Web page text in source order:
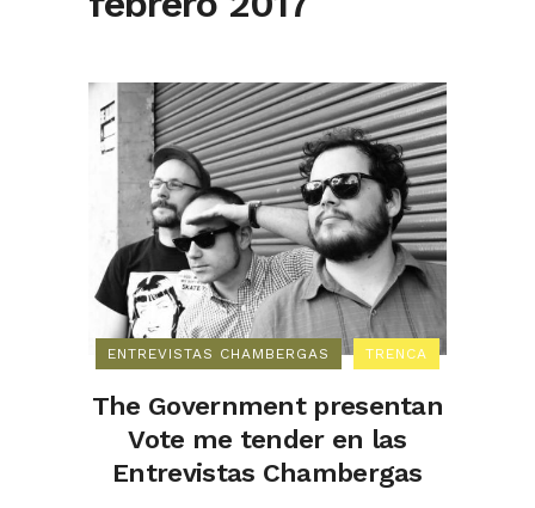
ENTREVISTAS CHAMBERGAS TRENCA
The Government presentan
Vote me tender en las
Entrevistas Chambergas